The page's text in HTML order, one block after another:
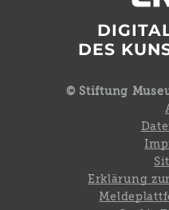
DES
© Stiftung
Erklärung